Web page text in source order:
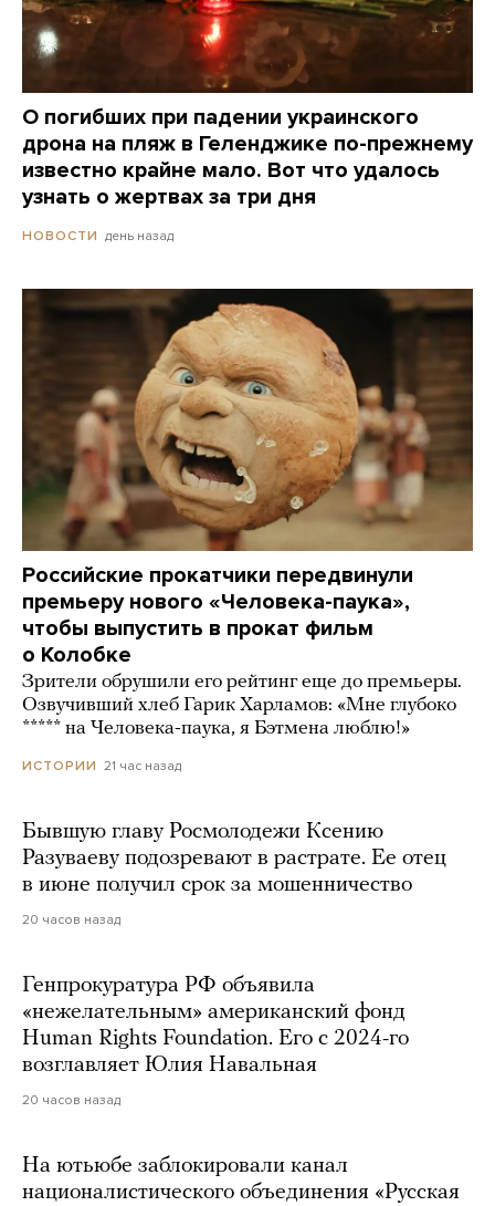
О погибших при падении украинского
дрона на пляж в Геленджике по-прежнему
известно крайне мало. Вот что удалось
узнать о жертвах за три дня
НОВОСТИ день назад
Российские прокатчики передвинули
премьеру нового «Человека-паука»,
чтобы выпустить в прокат фильм
о Колобке
Зрители обрушили его рейтинг еще до премьеры.
Озвучивший хлеб Гарик Харламов: «Мне глубоко
***** на Человека-паука, я Бэтмена люблю!»
ИСТОРИИ 21 час назад
Бывшую главу Росмолодежи Ксению
Разуваеву подозревают в растрате. Ее отец
в июне получил срок за мошенничество
20 часов назад
Генпрокуратура РФ объявила
«нежелательным» американский фонд
Human Rights Foundation. Его с 2024-го
возглавляет Юлия Навальная
20 часов назад
На ютьюбе заблокировали канал
националистического объединения «Русская